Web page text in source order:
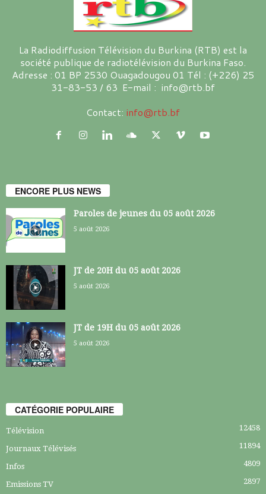
La Radiodiffusion Télévision du Burkina (RTB) est la
société publique de radiotélévision du Burkina Faso.
Adresse : 01 BP 2530 Ouagadougou 01 Tél : (+226) 25
31-83-53 / 63 E-mail : info@rtb.bf
Contact: info@rtb.bf
ENCORE PLUS NEWS
Paroles de jeunes du 05 août 2026
5 août 2026
JT de 20H du 05 août 2026
5 août 2026
JT de 19H du 05 août 2026
5 août 2026
CATÉGORIE POPULAIRE
Télévision 12458
Journaux Télévisés 11894
Infos 4809
Emissions TV 2897